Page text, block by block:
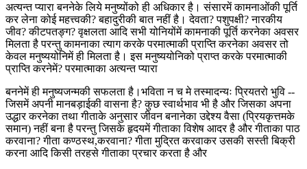
अत्यन्त प्यारा बननेके लिये मनुष्योंको ही अधिकार है। संसारमें कामनाओंकी पूर्ति
कर लेना कोई महत्त्वकी? बहादुरीकी बात नहीं है। देवता? पशुपक्षी? नारकीय
जीव? कीटपतङ्ग? वृक्षलता आदि सभी योनियोंमें कामनाकी पूर्ति करनेका अवसर
मिलता है परन्तु कामनाका त्याग करके परमात्माकी प्राप्ति करनेका अवसर तो
केवल मनुष्ययोनिमें ही मिलता है। इस मनुष्ययोनिको प्राप्त करके परमात्माकी
प्राप्ति करनेमें? परमात्माका अत्यन्त प्यारा
बननेमें ही मनुष्यजन्मकी सफलता है।भविता न च मे तस्मादन्यः प्रियतरो भुवि --
जिसमें अपनी मानबड़ाईकी वासना है? कुछ स्वार्थभाव भी है और जिसका अपना
उद्धार करनेका तथा गीताके अनुसार जीवन बनानेका उद्देश्य वैसा (प्रियकृत्तमके
समान) नहीं बना है परन्तु जिसके हृदयमें गीताका विशेष आदर है और गीताका पाठ
करवाना? गीता कण्ठस्थ,करवाना? गीता मुद्रित करवाकर उसकी सस्ती बिक्री
करना आदि किसी तरहसे गीताका प्रचार करता है और